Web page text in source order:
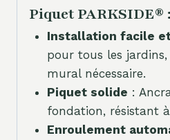
Piquet PARKSIDE® :
Installation facile
pour tous les
mural nécessaire.
Piquet solide :
fondation, résistant
Enroulement